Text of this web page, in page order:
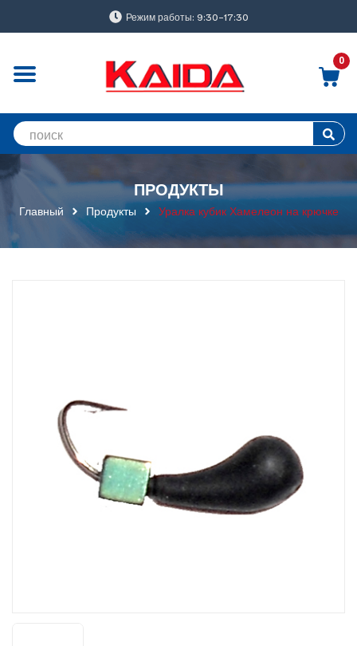
Режим работы: 9:30-17:30
0
ПРОДУКТЫ
Главный Продукты Уралка кубик Хамелеон на крючке